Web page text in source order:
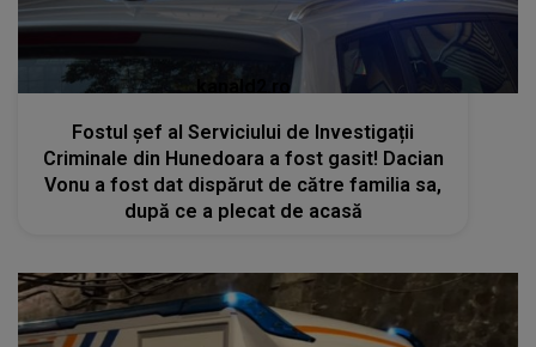
kanald2.ro
Fostul șef al Serviciului de Investigații
Criminale din Hunedoara a fost gasit! Dacian
Vonu a fost dat dispărut de către familia sa,
după ce a plecat de acasă